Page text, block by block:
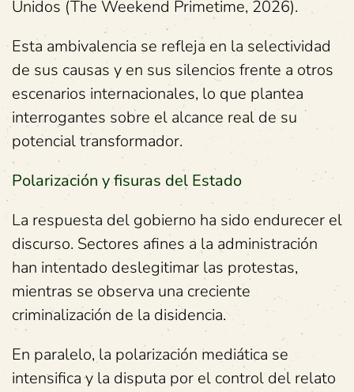
Unidos (The Weekend Primetime, 2026).
Esta ambivalencia se refleja en la selectividad
de sus causas y en sus silencios frente a otros
escenarios internacionales, lo que plantea
interrogantes sobre el alcance real de su
potencial transformador.
Polarización y fisuras del Estado
La respuesta del gobierno ha sido endurecer el
discurso. Sectores afines a la administración
han intentado deslegitimar las protestas,
mientras se observa una creciente
criminalización de la disidencia.
En paralelo, la polarización mediática se
intensifica y la disputa por el control del relato